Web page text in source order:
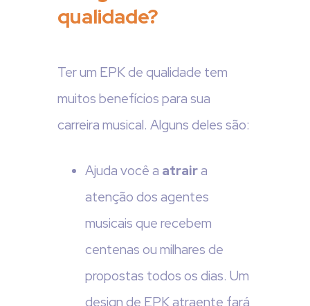
qualidade?
Ter um EPK de qualidade tem
muitos benefícios para sua
carreira musical. Alguns deles são:
Ajuda você a atraira
atenção dos agentes
musicais que recebem
centenas ou milhares de
propostas todos os dias. Um
design de EPK atraente fará